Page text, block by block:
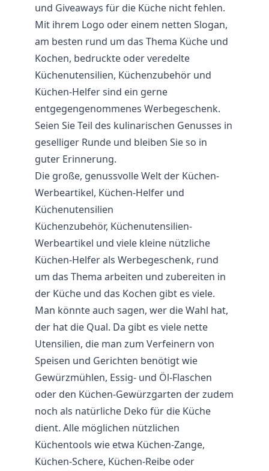
und Giveaways für die Küche nicht fehlen.
Mit ihrem Logo oder einem netten Slogan,
am besten rund um das Thema Küche und
Kochen, bedruckte oder veredelte
Küchenutensilien, Küchenzubehör und
Küchen-Helfer sind ein gerne
entgegengenommenes Werbegeschenk.
Seien Sie Teil des kulinarischen Genusses in
geselliger Runde und bleiben Sie so in
guter Erinnerung.
Die große, genussvolle Welt der Küchen-
Werbeartikel, Küchen-Helfer und
Küchenutensilien
Küchenzubehör, Küchenutensilien-
Werbeartikel und viele kleine nützliche
Küchen-Helfer als Werbegeschenk, rund
um das Thema arbeiten und zubereiten in
der Küche und das Kochen gibt es viele.
Man könnte auch sagen, wer die Wahl hat,
der hat die Qual. Da gibt es viele nette
Utensilien, die man zum Verfeinern von
Speisen und Gerichten benötigt wie
Gewürzmühlen, Essig- und Öl-Flaschen
oder den Küchen-Gewürzgarten der zudem
noch als natürliche Deko für die Küche
dient. Alle möglichen nützlichen
Küchentools wie etwa Küchen-Zange,
Küchen-Schere, Küchen-Reibe oder